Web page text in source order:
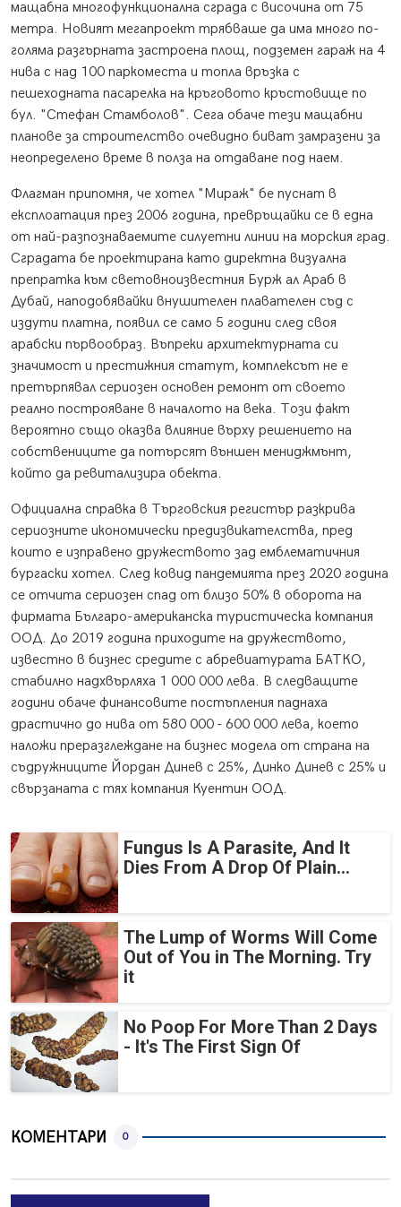
мащабна многофункционална сграда с височина от 75
метра. Новият мегапроект трябваше да има много по-
голяма разгърната застроена площ, подземен гараж на 4
нива с над 100 паркоместа и топла връзка с
пешеходната пасарелка на кръговото кръстовище по
бул. "Стефан Стамболов". Сега обаче тези мащабни
планове за строителство очевидно биват замразени за
неопределено време в полза на отдаване под наем.
Флагман припомня, че хотел "Мираж" бе пуснат в
експлоатация през 2006 година, превръщайки се в една
от най-разпознаваемите силуетни линии на морския град.
Сградата бе проектирана като директна визуална
препратка към световноизвестния Бурж ал Араб в
Дубай, наподобявайки внушителен плавателен съд с
издути платна, появил се само 5 години след своя
арабски първообраз. Въпреки архитектурната си
значимост и престижния статут, комплексът не е
претърпявал сериозен основен ремонт от своето
реално построяване в началото на века. Този факт
вероятно също оказва влияние върху решението на
собствениците да потърсят външен мениджмънт,
който да ревитализира обекта.
Официална справка в Търговския регистър разкрива
сериозните икономически предизвикателства, пред
които е изправено дружеството зад емблематичния
бургаски хотел. След ковид пандемията през 2020 година
се отчита сериозен спад от близо 50% в оборота на
фирмата Българо-американска туристическа компания
ООД. До 2019 година приходите на дружеството,
известно в бизнес средите с абревиатурата БАТКО,
стабилно надхвърляха 1 000 000 лева. В следващите
години обаче финансовите постъпления паднаха
драстично до нива от 580 000 - 600 000 лева, което
наложи преразглеждане на бизнес модела от страна на
съдружниците Йордан Динев с 25%, Динко Динев с 25% и
свързаната с тях компания Куентин ООД.
Fungus Is A Parasite, And It
Dies From A Drop Of Plain...
The Lump of Worms Will Come
Out of You in The Morning. Try
it
No Poop For More Than 2 Days
- It's The First Sign Of
КОМЕНТАРИ 0